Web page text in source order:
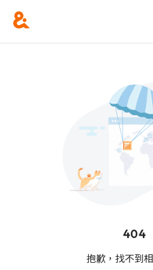
404
抱歉，找不到